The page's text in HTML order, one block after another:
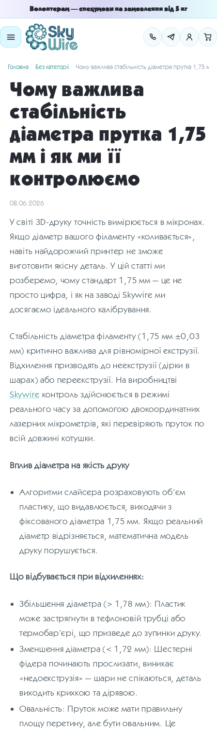
to
navigation
to
content
Волонтерам — спецумови на замовлення від 5 кг
Головна / Без категорії / Чому важлива стабільність діаметра прутка 1,75 мм
Чому важлива
стабільність
діаметра прутка 1,75
мм і як ми її
контролюємо
08.06.2026
У світі 3D-друку точність вимірюється в мікронах.
Якщо діаметр вашого філаменту «коливається»,
навіть найдорожчий принтер не зможе
виготовити якісну деталь. У цій статті ми
розберемо, чому стандарт 1,75 мм — це не
просто цифра, і як на заводі Skywire ми
досягаємо ідеального калібрування.
Стабільність діаметра філаменту (1,75 мм ±0,03
мм) критично важлива для рівномірної екструзії.
Відхилення призводять до неекструзії (дірки в
шарах) або переекструзії. На виробництві
Skywire контроль здійснюється в режимі
реального часу за допомогою двокоординатних
лазерних мікрометрів, які перевіряють пруток по
всій довжині котушки.
Вплив діаметра на якість друку
Алгоритми слайсера розраховують об’єм
пластику, що видавлюється, виходячи з
фіксованого діаметра 1,75 мм. Якщо реальний
діаметр відрізняється, математична модель
друку порушується.
Що відбувається при відхиленнях:
Збільшення діаметра (> 1,78 мм): Пластик
може застрягнути в тефлоновій трубці або
термобар’єрі, що призведе до зупинки друку.
Зменшення діаметра (< 1,72 мм): Шестерні
фідера починають прослизати, виникає
«недоекструзія» — шари не спікаються, деталь
виходить крихкою та дірявою.
Овальність: Пруток може мати правильну
площу перетину, але бути овальним. Це